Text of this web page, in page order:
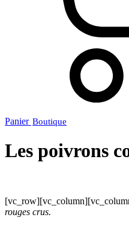
Panier
Les poivrons
rouges crus.